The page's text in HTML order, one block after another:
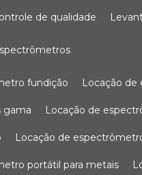
de qualidade
fundição locação
gama locação de
locação de
portátil para metais